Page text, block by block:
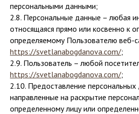
персональными данными;
2.8. Персональные данные – любая
относящаяся прямо или косвенно к
определяемому Пользователю веб-
https://svetlanabogdanova.com/;
2.9. Пользователь – любой
https://svetlanabogdanova.com/;
2.10. Предоставление
направленные на раскрытие
определенному лицу или